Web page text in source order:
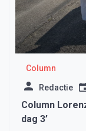
Column
Redactie
Column
dag 3’